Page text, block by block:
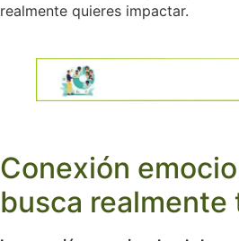
realmente quieres impactar.
Conexión
busca realmente